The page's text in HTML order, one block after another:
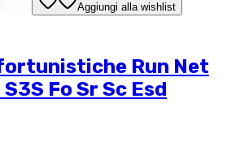
Aggiungi alla wishlist
Run Net
Fo Sr Sc Esd